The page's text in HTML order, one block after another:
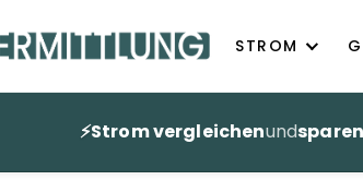
STROM
⚡Strom vergleichenundsparen